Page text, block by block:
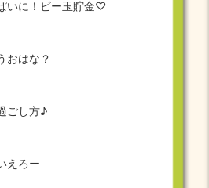
いに！ビー玉貯金♡
おはな？
ごし方♪
えろー